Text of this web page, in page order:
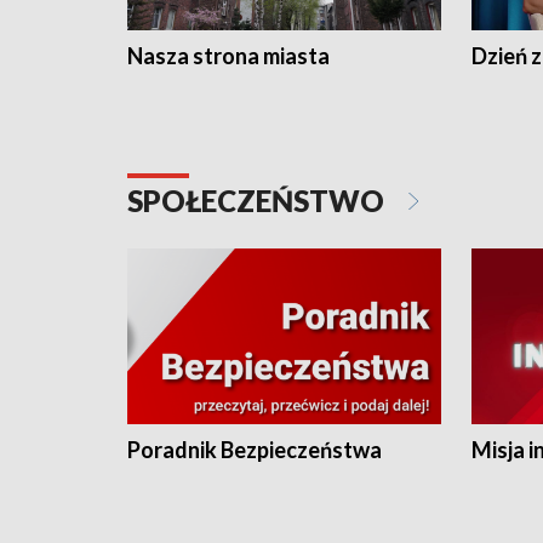
Nasza strona miasta Dzień
SPOŁECZEŃSTWO
Poradnik Bezpieczeństwa Misja